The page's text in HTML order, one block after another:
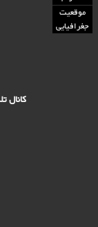
موقعیت
جغرافیایی
کانال